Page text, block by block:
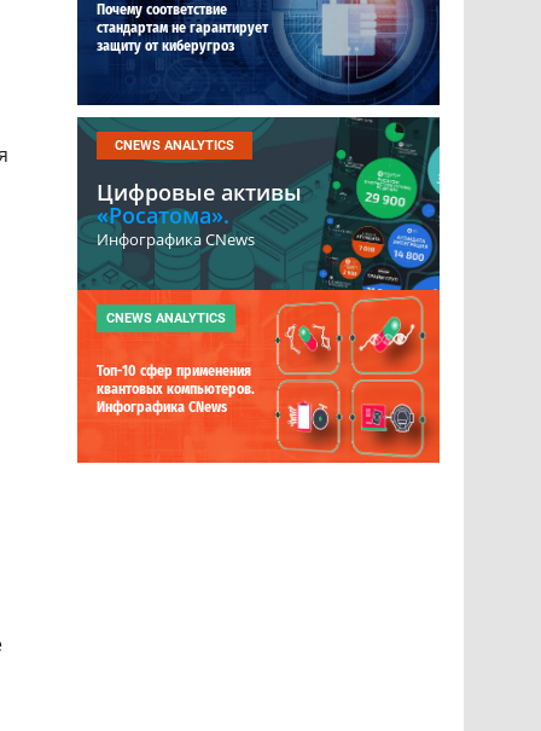
Почему соответствие
стандартам не гарантирует
защиту от киберугроз
CNEWS ANALYTICS
Цифровые активы
«Росатома».
Инфографика CNews
CNEWS ANALYTICS
Топ-10 сфер применения
квантовых компьютеров.
Инфографика CNews